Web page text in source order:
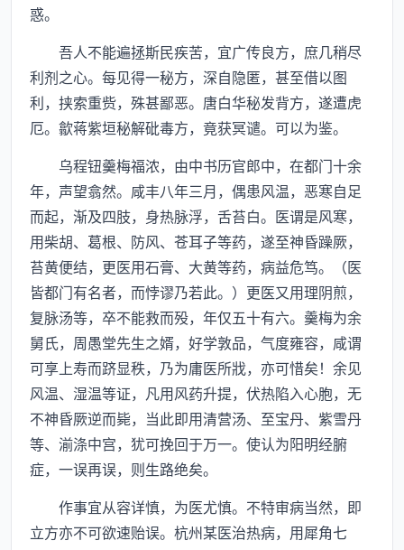
惑。
吾人不能遍拯斯民疾苦，宜广传良方，庶几稍尽
利剂之心。每见得一秘方，深自隐匿，甚至借以图
利，挟索重赀，殊甚鄙恶。唐白华秘发背方，遂遭虎
厄。歙蒋紫垣秘解砒毒方，竟获冥谴。可以为鉴。
乌程钮羹梅福浓，由中书历官郎中，在都门十余
年，声望翕然。咸丰八年三月，偶患风温，恶寒自足
而起，渐及四肢，身热脉浮，舌苔白。医谓是风寒，
用柴胡、葛根、防风、苍耳子等药，遂至神昏躁厥，
苔黄便结，更医用石膏、大黄等药，病益危笃。（医
皆都门有名者，而悖谬乃若此。）更医又用理阴煎，
复脉汤等，卒不能救而殁，年仅五十有六。羹梅为余
舅氏，周愚堂先生之婿，好学敦品，气度雍容，咸谓
可享上寿而跻显秩，乃为庸医所戕，亦可惜矣！余见
风温、湿温等证，凡用风药升提，伏热陷入心胞，无
不神昏厥逆而毙，当此即用清营汤、至宝丹、紫雪丹
等、湔涤中宫，犹可挽回于万一。使认为阳明经腑
症，一误再误，则生路绝矣。
作事宜从容详慎，为医尤慎。不特审病当然，即
立方亦不可欲速贻误。杭州某医治热病，用犀角七